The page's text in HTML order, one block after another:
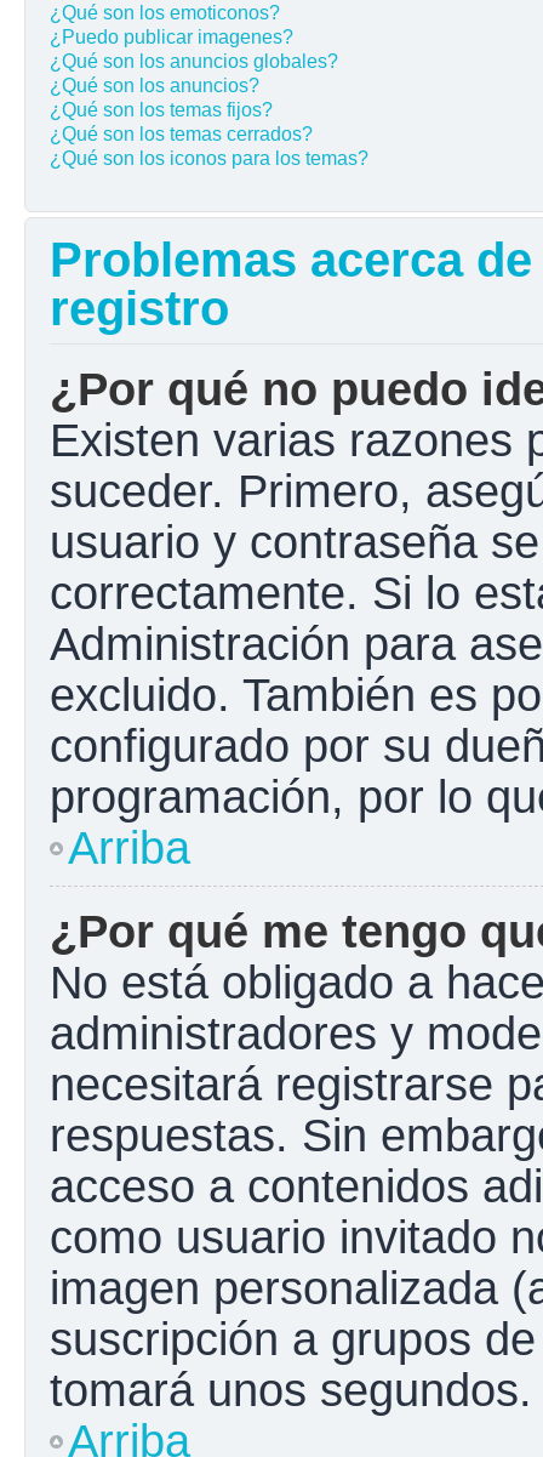
¿Qué son los emoticonos?
¿Puedo publicar imagenes?
¿Qué son los anuncios globales?
¿Qué son los anuncios?
¿Qué son los temas fijos?
¿Qué son los temas cerrados?
¿Qué son los iconos para los temas?
Problemas acerca
registro
¿Por qué no puedo
Existen varias razones
suceder. Primero,
usuario y contraseña
correctamente. Si lo
Administración para
excluido. También es
configurado por su
programación, por lo
Arriba
¿Por qué me tengo
No está obligado a
administradores y
necesitará registrarse
respuestas. Sin
acceso a contenidos
como usuario invitado
imagen personalizada
suscripción a grupos
tomará unos
Arriba